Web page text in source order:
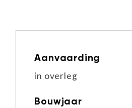
Aanvaarding
in overleg
Bouwjaar